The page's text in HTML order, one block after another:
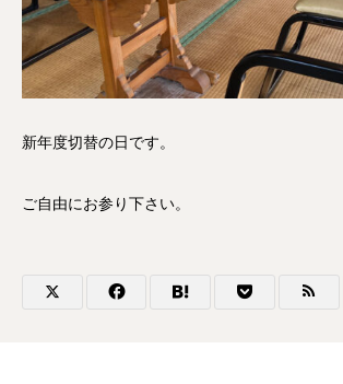
新年度切替の日です。
ご自由にお参り下さい。